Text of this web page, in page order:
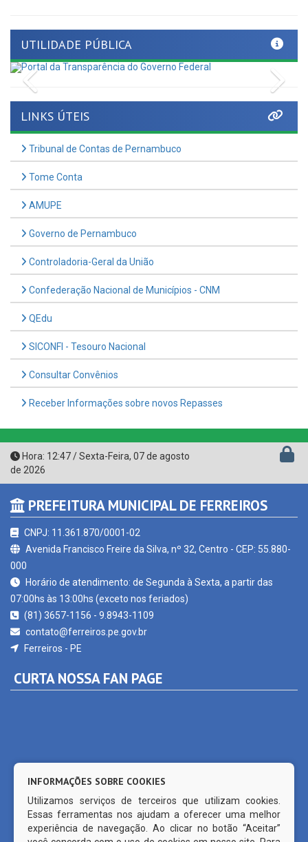
Previous
LINKS ÚTEIS
Tribunal de Contas de Pernambuco
Tome Conta
AMUPE
Governo de Pernambuco
Controladoria-Geral da União
Confederação Nacional de Municípios - CNM
QEdu
SICONFI - Tesouro Nacional
Consultar Convênios
Receber Informações sobre novos Repasses
Hora:12:47/Sexta-Feira,07 de agosto
de 2026
PREFEITURA MUNICIPAL DE FERREIROS
CNPJ: 11.361.870/0001-02
000
Horário de atendimento: de Segunda à Sexta, a partir das
contato@ferreiros.pe.gov.br
Ferreiros - PE
CURTA NOSSA FAN PAGE
INFORMAÇÕES SOBRE COOKIES
Utilizamos serviços de terceiros que utilizam cookies.
Essas ferramentas nos ajudam a oferecer uma melhor
experiência de navegação. Ao clicar no botão “Aceitar”